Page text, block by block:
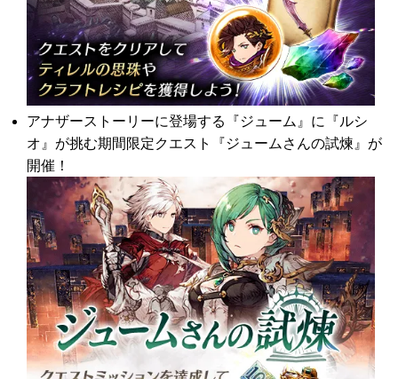
アナザーストーリーに登場する『ジューム』に『ルシ
オ』が挑む期間限定クエスト『ジュームさんの試煉』が
開催！